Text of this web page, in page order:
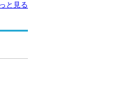
と見る